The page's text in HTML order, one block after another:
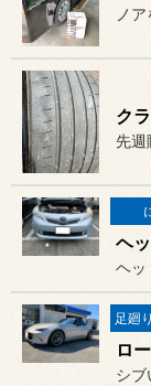
ノ
ヘ
ロ